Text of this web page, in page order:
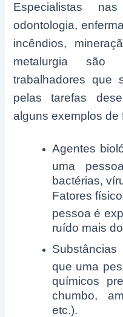
Especialistas
odontologia,
incêndios,
metalurgia são
trabalhadores que
pelas tarefas
alguns exemplos de
Agentes
uma
bactérias,
Fatores
pessoa é
ruído mais
que uma
químicos
chumbo,
etc.).